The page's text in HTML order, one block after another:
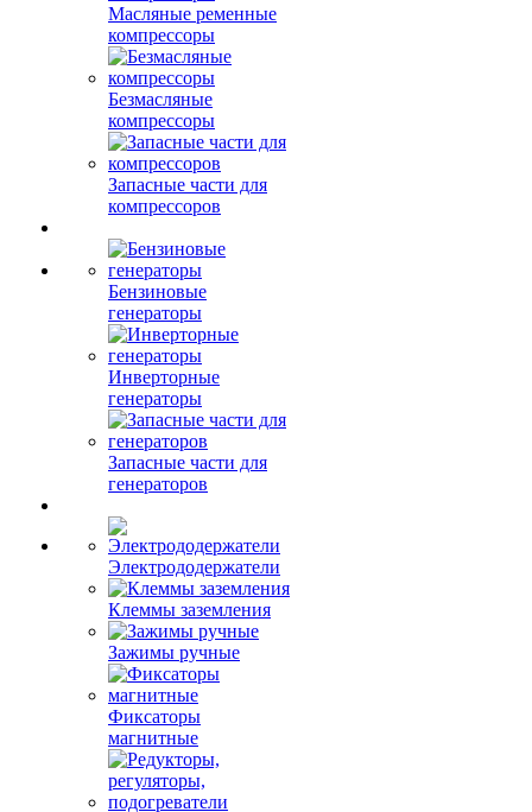
Масляные ременные
компрессоры
Безмасляные
компрессоры
Запасные части для
компрессоров
Бензиновые
генераторы
Инверторные
генераторы
Запасные части для
генераторов
Электрододержатели
Клеммы заземления
Зажимы ручные
Фиксаторы
магнитные